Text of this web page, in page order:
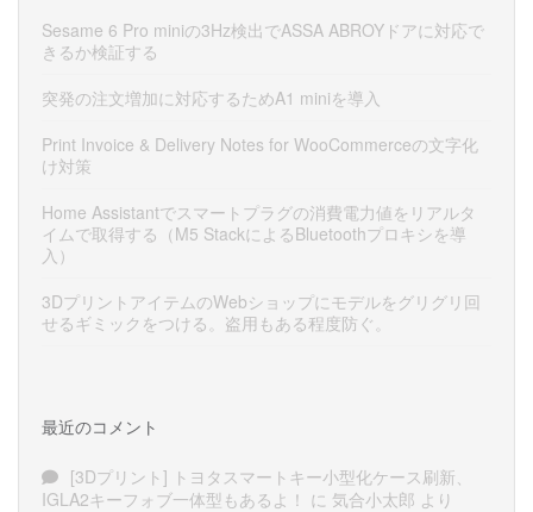
Sesame 6 Pro miniの3Hz検出でASSA ABROYドアに対応で
きるか検証する
突発の注文増加に対応するためA1 miniを導入
Print Invoice & Delivery Notes for WooCommerceの文字化
け対策
Home Assistantでスマートプラグの消費電力値をリアルタ
イムで取得する（M5 StackによるBluetoothプロキシを導
入）
3DプリントアイテムのWebショップにモデルをグリグリ回
せるギミックをつける。盗用もある程度防ぐ。
最近のコメント
[3Dプリント] トヨタスマートキー小型化ケース刷新、
IGLA2キーフォブ一体型もあるよ！ に 気合小太郎 より